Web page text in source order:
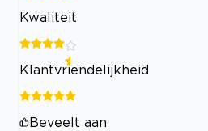
Kwaliteit
Klantvriendelijkheid
Beveelt aan